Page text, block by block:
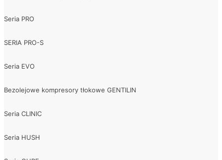
Seria PRO
SERIA PRO-S
Seria EVO
Bezolejowe kompresory tłokowe GENTILIN
Seria CLINIC
Seria HUSH